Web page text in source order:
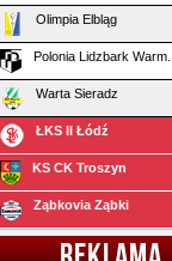
Olimpia Elbląg
Polonia Lidzbark Warm.
Warta Sieradz
ŁKS II Łódź
KS CK Troszyn
Ząbkovia Ząbki